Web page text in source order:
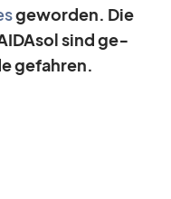
ge­wor­den. Die
sind ge­
ge­fah­ren.